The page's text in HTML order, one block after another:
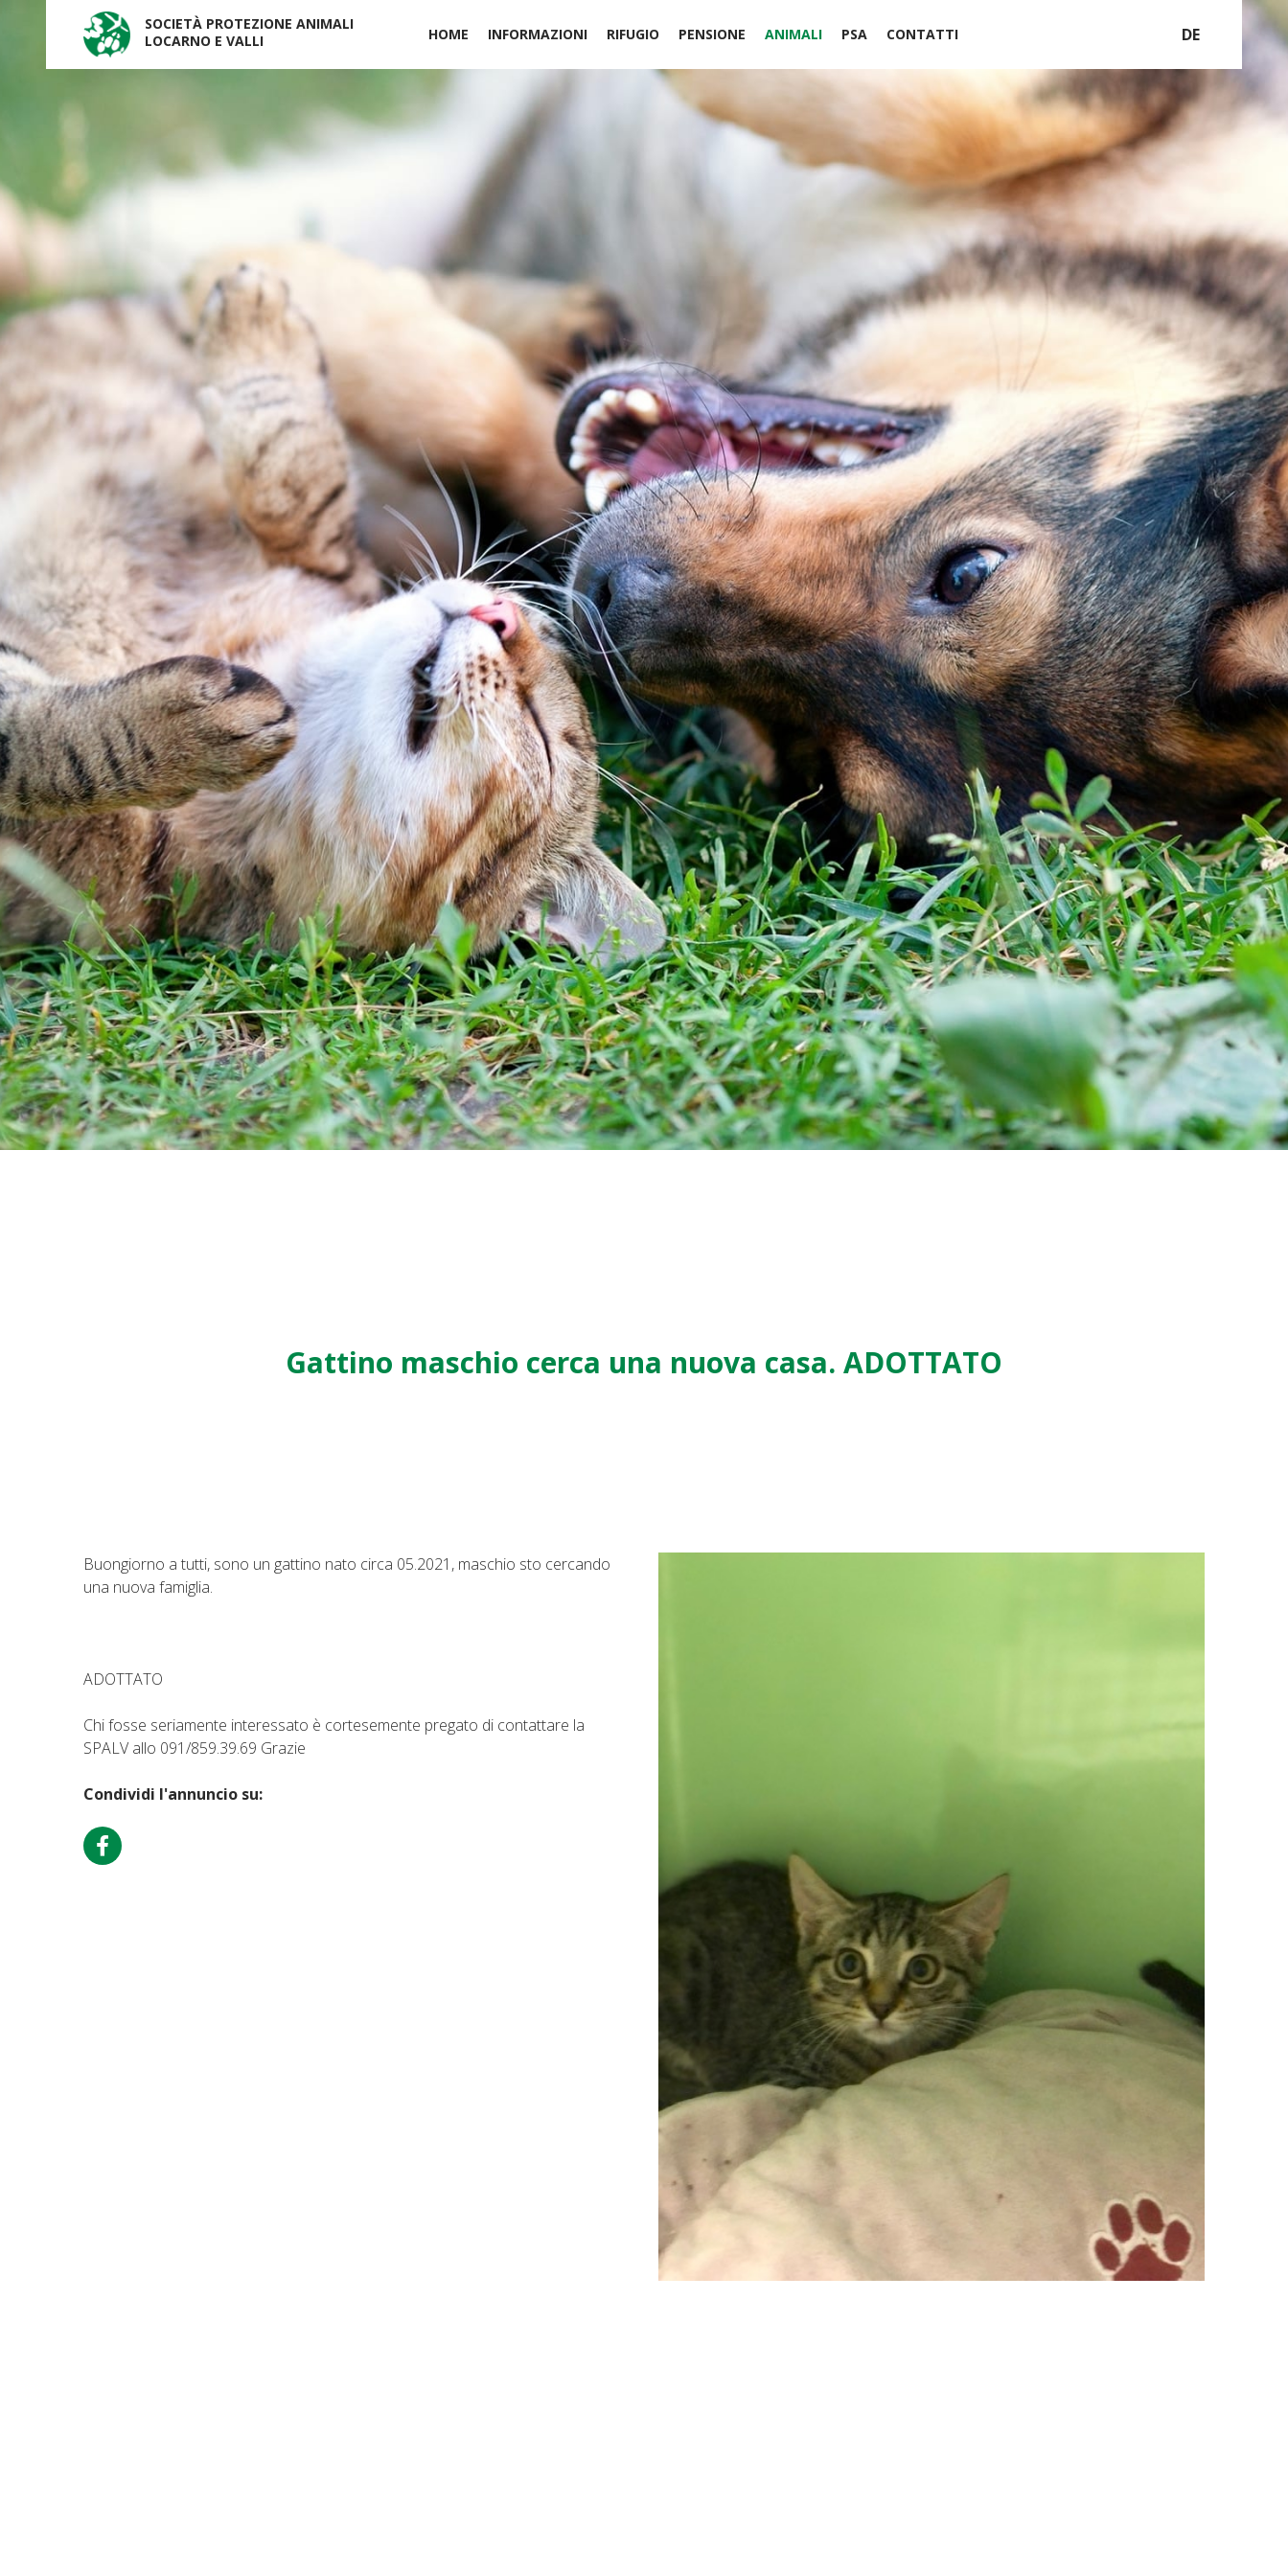
SOCIETÀ PROTEZIONE ANIMALI
LOCARNO E VALLI
HOME INFORMAZIONI RIFUGIO PENSIONE ANIMALI PSA CONTATTI DE
Gattino maschio cerca una nuova casa. ADOTTATO
Buongiorno a tutti, sono un gattino nato circa 05.2021, maschio sto cercando
una nuova famiglia.
ADOTTATO
Chi fosse seriamente interessato è cortesemente pregato di contattare la
SPALV allo 091/859.39.69 Grazie
Condividi l'annuncio su: